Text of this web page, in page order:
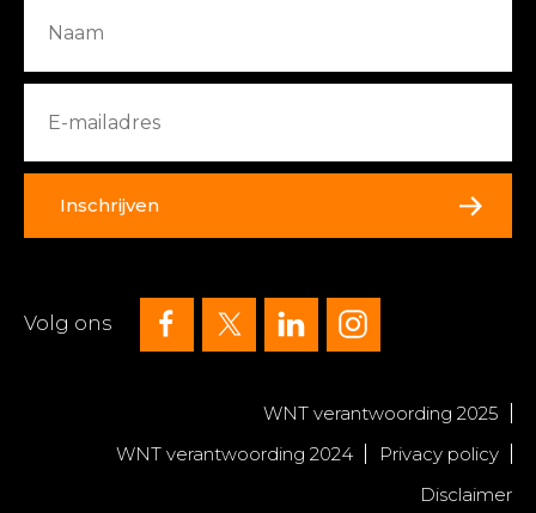
Inschrijven
Volg ons
WNT verantwoording 2025
WNT verantwoording 2024
Privacy policy
Disclaimer